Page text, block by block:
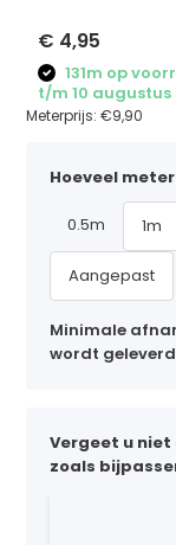
€ 4,95
131m op
t/m 10
Meterprijs:€9,90
Hoeveel
0.5m 1m
Aangepast
Minimale
wordt
Vergeet u
zoals